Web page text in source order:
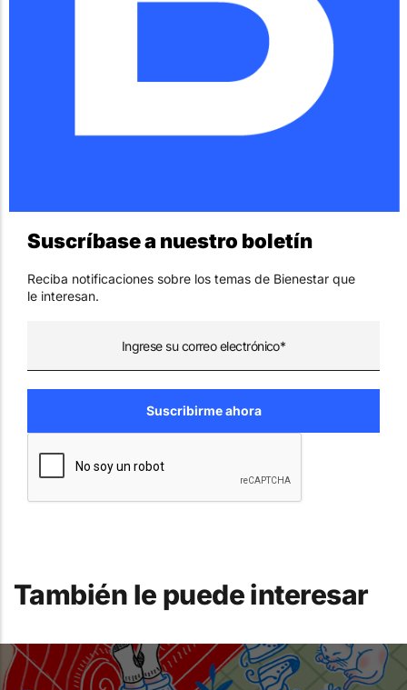
Suscríbase a nuestro boletín
Reciba notificaciones sobre los temas de Bienestar que
le interesan.
También le puede interesar